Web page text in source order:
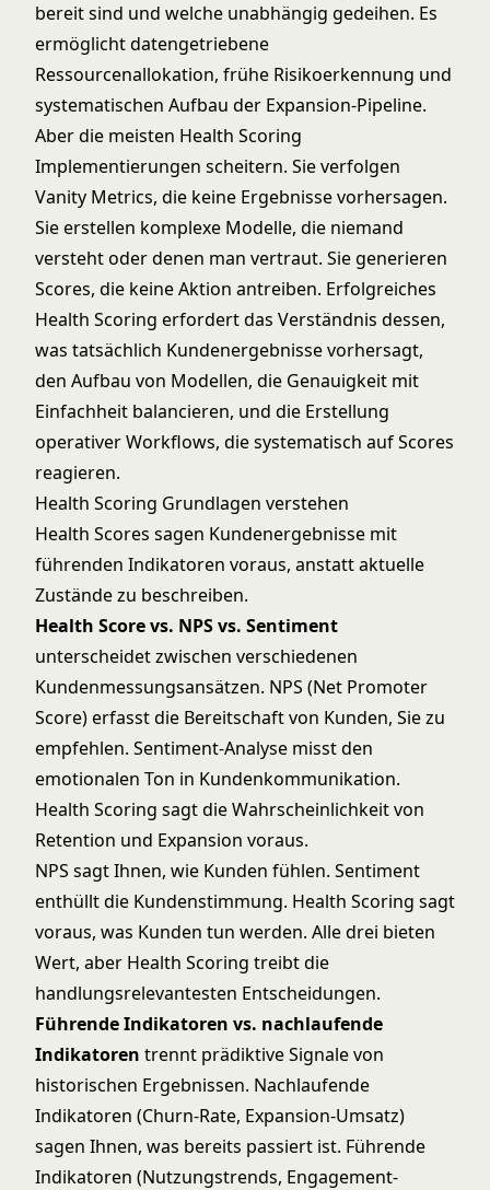
bereit sind und welche unabhängig gedeihen. Es
ermöglichtdatengetriebene
Ressourcenallokation, frühe Risikoerkennung und
systematischen Aufbau der Expansion-Pipeline.
Aber die meisten Health Scoring
Implementierungen scheitern. Sie verfolgen
Vanity Metrics, die keine Ergebnisse vorhersagen.
Sie erstellen komplexe Modelle, die niemand
versteht oder denen man vertraut. Sie generieren
Scores, die keine Aktion antreiben. Erfolgreiches
Health Scoring erfordert das Verständnis dessen,
was tatsächlich Kundenergebnisse vorhersagt,
den Aufbau von Modellen, die Genauigkeit mit
Einfachheit balancieren, und die Erstellung
operativer Workflows, die systematisch auf Scores
reagieren.
Health Scoring Grundlagen verstehen
Health Scores sagen Kundenergebnisse mit
führenden Indikatoren voraus, anstatt aktuelle
Zustände zu beschreiben.
Health Score vs. NPS vs. Sentiment
unterscheidet zwischen verschiedenen
Kundenmessungsansätzen. NPS (Net Promoter
Score) erfasst die Bereitschaft von Kunden, Sie zu
empfehlen. Sentiment-Analyse misst den
emotionalen Ton in Kundenkommunikation.
Health Scoring sagt die Wahrscheinlichkeit von
Retention und Expansion voraus.
NPS sagt Ihnen, wie Kunden fühlen. Sentiment
enthüllt die Kundenstimmung. Health Scoring sagt
voraus, was Kunden tun werden. Alle drei bieten
Wert, aber Health Scoring treibt die
handlungsrelevantesten Entscheidungen.
Führende Indikatoren vs. nachlaufende
Indikatoren trennt prädiktive Signale von
historischen Ergebnissen. Nachlaufende
Indikatoren (Churn-Rate, Expansion-Umsatz)
sagen Ihnen, was bereits passiert ist. Führende
Indikatoren (Nutzungstrends, Engagement-